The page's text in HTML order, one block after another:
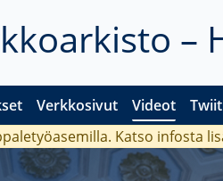
–
Verkkosivut Videot
Katso infosta